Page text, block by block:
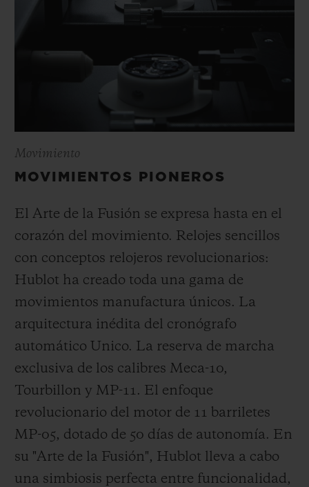
Movimiento
MOVIMIENTOS PIONEROS
El Arte de la Fusión se expresa hasta en el
corazón del movimiento. Relojes sencillos
con conceptos relojeros revolucionarios:
Hublot ha creado toda una gama de
movimientos manufactura únicos. La
arquitectura inédita del cronógrafo
automático Unico. La reserva de marcha
exclusiva de los calibres Meca-10,
Tourbillon y MP-11. El enfoque
revolucionario del motor de 11 barriletes
MP-05, dotado de 50 días de autonomía. En
su "Arte de la Fusión", Hublot lleva a cabo
una simbiosis perfecta entre funcionalidad,